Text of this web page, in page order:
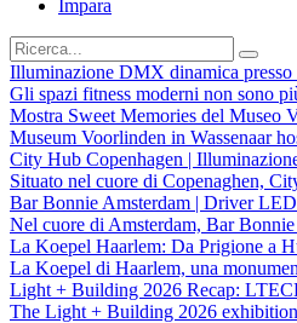
Impara
Illuminazione DMX dinamica
Gli spazi fitness moderni non sono
Mostra Sweet Memories del Museo
Museum Voorlinden in Wassenaar
City Hub Copenhagen |
Situato nel cuore di Copenaghen,
Bar Bonnie Amsterdam | Driver
Nel cuore di Amsterdam, Bar
La Koepel Haarlem: Da Prigione a
La Koepel di Haarlem, una
Light + Building 2026 Recap:
The Light + Building 2026